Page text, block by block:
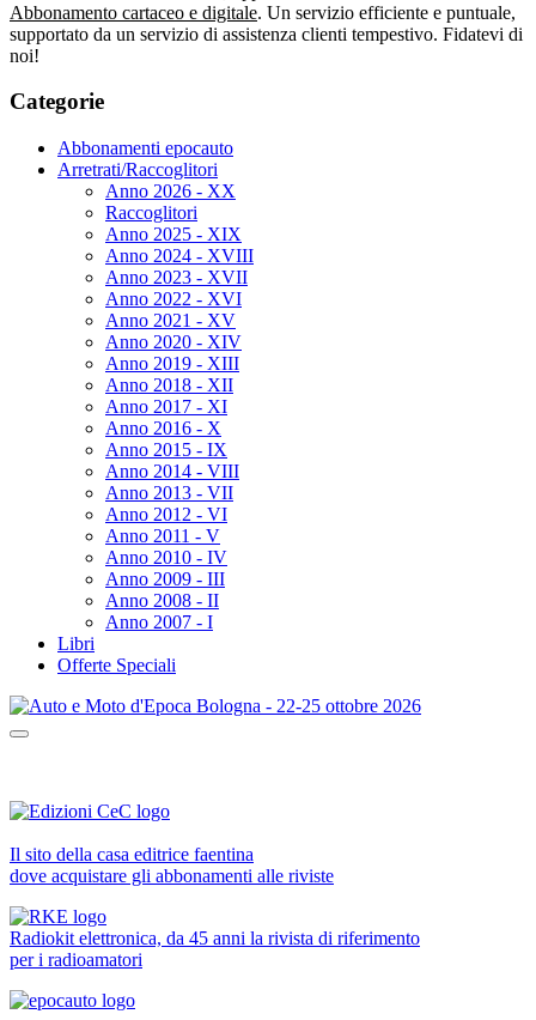
Abbonamento cartaceo e digitale. Un servizio efficiente e puntuale,
supportato da un servizio di assistenza clienti tempestivo. Fidatevi di
noi!
Categorie
Abbonamenti epocauto
Arretrati/Raccoglitori
Anno 2026 - XX
Raccoglitori
Anno 2025 - XIX
Anno 2024 - XVIII
Anno 2023 - XVII
Anno 2022 - XVI
Anno 2021 - XV
Anno 2020 - XIV
Anno 2019 - XIII
Anno 2018 - XII
Anno 2017 - XI
Anno 2016 - X
Anno 2015 - IX
Anno 2014 - VIII
Anno 2013 - VII
Anno 2012 - VI
Anno 2011 - V
Anno 2010 - IV
Anno 2009 - III
Anno 2008 - II
Anno 2007 - I
Libri
Offerte Speciali
Il sito della casa editrice faentina
dove acquistare gli abbonamenti alle riviste
Radiokit elettronica, da 45 anni la rivista di riferimento
per i radioamatori